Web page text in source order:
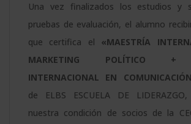
Una vez finalizados los estudios y
pruebas de evaluación, el alumno
que certifica el «MAESTRÍA
MARKETING POLÍTICO +
INTERNACIONAL EN
de ELBS ESCUELA DE
nuestra condición de socios de la